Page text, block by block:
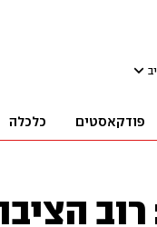
פודקאסטים כלכלה